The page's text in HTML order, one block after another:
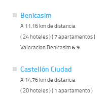
Benicasim
A 11.16 km de distancia
( 24 hoteles ) ( 7 apartamentos )
Valoracion Benicasim6.9
Castellón Ciudad
A 14.76 km de distancia
( 20 hoteles ) ( 1 apartamento )